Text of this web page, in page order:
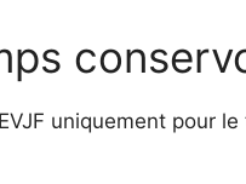
uniquement pour